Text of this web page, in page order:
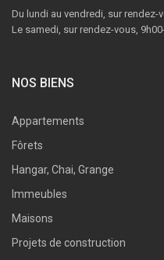
Du lundi au vendredi, sur rendez-
Le samedi, sur rendez-vous,
NOS BIENS
Appartements
Fôrets
Hangar, Chai, Grange
Immeubles
Maisons
Projets de construction